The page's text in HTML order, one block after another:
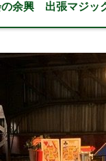
の余興 出張マジッ